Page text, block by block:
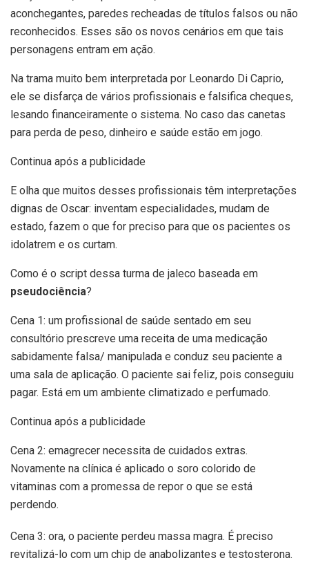
aconchegantes, paredes recheadas de títulos falsos ou não
reconhecidos. Esses são os novos cenários em que tais
personagens entram em ação.
Na trama muito bem interpretada por Leonardo Di Caprio,
ele se disfarça de vários profissionais e falsifica cheques,
lesando financeiramente o sistema. No caso das canetas
para perda de peso, dinheiro e saúde estão em jogo.
Continua após a publicidade
E olha que muitos desses profissionais têm interpretações
dignas de Oscar: inventam especialidades, mudam de
estado, fazem o que for preciso para que os pacientes os
idolatrem e os curtam.
Como é o script dessa turma de jaleco baseada em
pseudociência?
Cena 1: um profissional de saúde sentado em seu
consultório prescreve uma receita de uma medicação
sabidamente falsa/ manipulada e conduz seu paciente a
uma sala de aplicação. O paciente sai feliz, pois conseguiu
pagar. Está em um ambiente climatizado e perfumado.
Continua após a publicidade
Cena 2: emagrecer necessita de cuidados extras.
Novamente na clínica é aplicado o soro colorido de
vitaminas com a promessa de repor o que se está
perdendo.
Cena 3: ora, o paciente perdeu massa magra. É preciso
revitalizá-lo com um chip de anabolizantes e testosterona.